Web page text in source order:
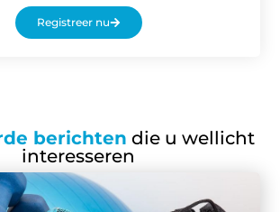
Registreer nu
berichten die u wellicht
interesseren